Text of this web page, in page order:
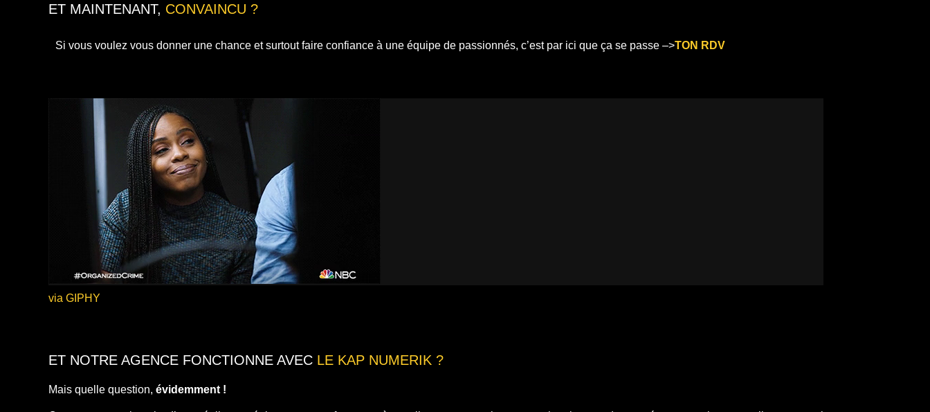
ET MAINTENANT, CONVAINCU ?
Si vous voulez vous donner une chance et surtout faire confiance à une équipe de passionnés, c’est par ici que ça se passe –>TON RDV
via GIPHY
ET NOTRE AGENCE FONCTIONNE AVEC LE KAP NUMERIK ?
Mais quelle question, évidemment !